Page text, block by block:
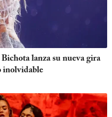
lanza su nueva gira
inolvidable